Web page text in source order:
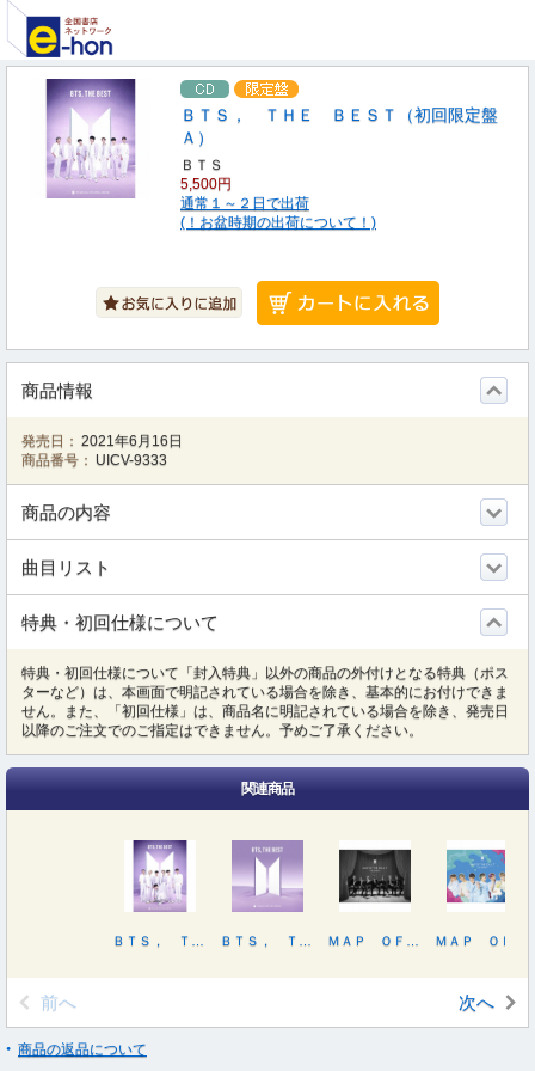
ＢＴＳ， ＴＨＥ ＢＥＳＴ（初回限定盤
Ａ）
ＢＴＳ
5,500円
通常１～２日で出荷
(！お盆時期の出荷について！)
商品情報
発売日： 2021年6月16日
商品番号： UICV-9333
商品の内容
曲目リスト
特典・初回仕様について
特典・初回仕様について「封入特典」以外の商品の外付けとなる特典（ポス
ターなど）は、本画面で明記されている場合を除き、基本的にお付けできま
せん。また、「初回仕様」は、商品名に明記されている場合を除き、発売日
以降のご注文でのご指定はできません。予めご了承ください。
関連商品
前へ 次へ
商品の返品について